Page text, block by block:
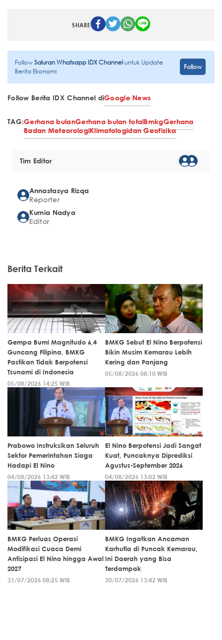
SHARE
FollowSaluran Whatsapp IDX Channeluntuk Update
Berita Ekonomi
Follow
Follow Berita IDX Channel diGoogle News
TAG:Gerhana bulanGerhana bulan totalBmkgGerhana
Badan MeteorologiKlimatologidan Geofisika
Tim Editor
Annastasya Rizqa
Reporter
Kurnia Nadya
Editor
Berita Terkait
Gempa Bumi Magnitudo 6,4
Guncang Filipina, BMKG
Pastikan Tidak Berpotensi
Tsunami di Indonesia
05/08/2026 14:25 WIB
BMKG Sebut El Nino Berpotensi
Bikin Musim Kemarau Lebih
Kering dan Panjang
05/08/2026 08:10 WIB
Prabowo Instruksikan Seluruh
Sektor Pemerintahan Siaga
Hadapi El Nino
04/08/2026 13:42 WIB
El Nino Berpotensi Jadi Sangat
Kuat, Puncaknya Diprediksi
Agustus-September 2026
04/08/2026 13:02 WIB
BMKG Perluas Operasi
Modifikasi Cuaca Demi
Antisipasi El Nino hingga Awal
2027
31/07/2026 08:25 WIB
BMKG Ingatkan Ancaman
Karhutla di Puncak Kemarau,
Ini Daerah yang Bisa
Terdampak
30/07/2026 13:42 WIB